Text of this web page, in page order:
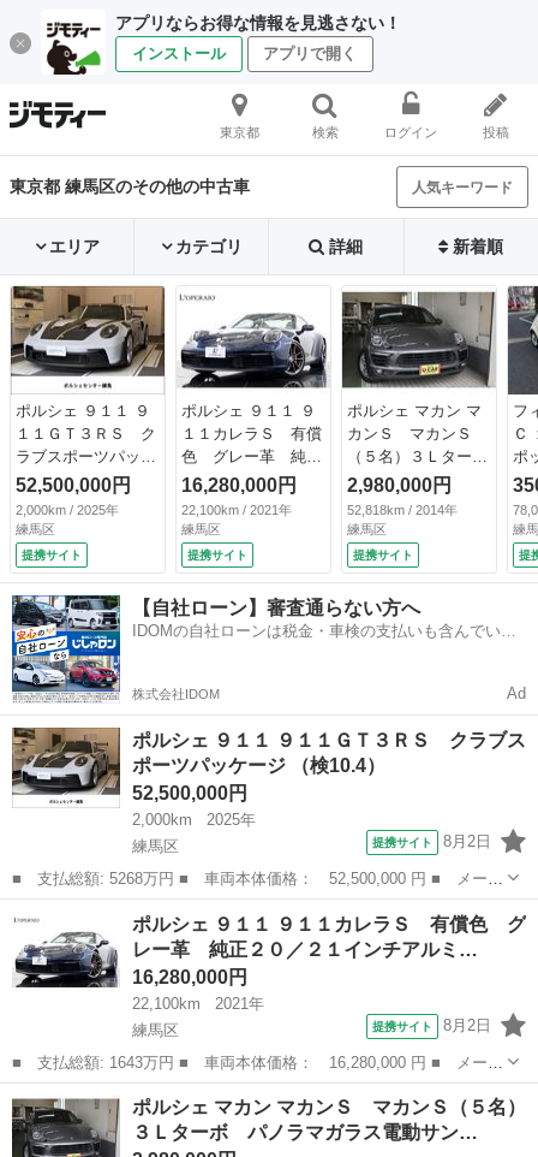
アプリならお得な情報を見逃さない！
インストール アプリで開く
東京都 検索 ログイン 投稿
東京都 練馬区のその他の中古車 人気キーワード
エリア カテゴリ 詳細 新着順
ポルシェ ９１１ ９
１１ＧＴ３ＲＳ ク
ラブスポーツパッケ
ージ （検10.4）
52,500,000円
2,000km / 2025年
練馬区
提携サイト
ポルシェ ９１１ ９
１１カレラＳ 有償
色 グレー革 純正
２０／２１インチア
ルミ スポーツクロ
ノ スポーツエキゾ
ースト ＰＡＳＭ
ＬＥＤヘッドライ
ト シートヒータ
ー ＧＴスポーツス
テアリング パドル
ラス 電動格納ミラ
16,280,000円
22,100km / 2021年
練馬区
提携サイト
ポルシェ マカン マ
カンＳ マカンＳ
（５名）３Ｌター
ボ パノラマガラス
電動サンルーフ電動
シェイド付き左右ア
ダプティブパワーシ
ートスポーツシート
黒革シート純正１９
インチアルミホイル
純正ナビＴＶ地デジ
2,980,000円
52,818km / 2014年
練馬区
提携サイト
フ
ポ
煙
ト
練
提
【自社ローン】審査通らない方へ
IDOMの自社ローンは税金・車検の支払いも含んでいる
株式会社IDOM Ad
ポルシェ ９１１ ９１１ＧＴ３ＲＳ クラブス
ポーツパッケージ （検10.4）
52,500,000円
2,000km
2025年
練馬区
提携サイト 8月2日
■ 支払総額: 5268万円 ■ 車両本体価格： 52,500,000 円 ■ メーカ
ー名： ポルシェ ■ 車種名： ９１１ ■ グレード名： ９１１Ｇ
Ｔ３ＲＳ クラブスポーツパッケージ ■ 排気量： 4000cc ■ ド...
ポルシェ ９１１ ９１１カレラＳ 有償色 グ
レー革 純正２０／２１インチアルミ…
16,280,000円
22,100km
2021年
練馬区
提携サイト 8月2日
■ 支払総額: 1643万円 ■ 車両本体価格： 16,280,000 円 ■ メーカ
ー名： ポルシェ ■ 車種名： ９１１ ■ グレード名： ９１１カ
レラＳ 有償色 グレー革 純正２０／２１インチアルミ スポーツ
クロノ ...
東京 練馬区
ポルシェ マカン マカンＳ マカンＳ（５名）
３Ｌターボ パノラマガラス電動サン…